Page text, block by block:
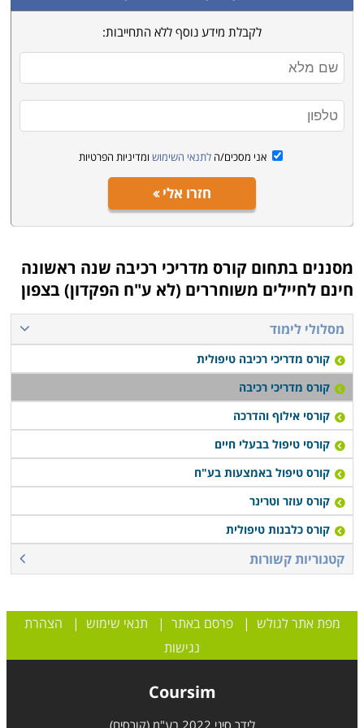
קורס זה מיועד לאנשים המעוניינים לפתח קריירה בתחום
זה, או לאנשים הפעילים בתחום ומעוניינים בביצוע רענון
תקופתי של הידע הקיים ברשותם. כמו כן, הקורס מתאים גם
לאנשים המעוניינים ללמוד לרכוב על סוסים. מעגלי הידע
הרחבים המועברים במסגרת הקורס לצד תרגולים פיזיים
בפועל, יכולים להפוך כל סטודנט בקורס לרוכב מקצועי
לקבלת מידע נוסף ללא התחייבות:
אני מסכים/ה לתנאי השימוש ומדיניות הפרטיות
חזרו אלי
מסננים בתחום קורס מדריכי רכיבה שנה ראשונה
חינם לחיילים משוחררים (לא ע"ח הפקדון) בצפון
מסלולי לימוד
קורס מדריכי רכיבה טיפולית
קורס מדריכי רכיבה
קורסי אילוף והדרכה
קורסי טיפול בבעלי חיים
קורס טיפול באמצעות בע"ח
קורס עוזר וטרינר
קורס כלבנות טיפולית
קטגוריות קשורות
מפת אתר לגולש |פרסם באתר | תנאי שימוש | הצהרת
נגישות
Coursim